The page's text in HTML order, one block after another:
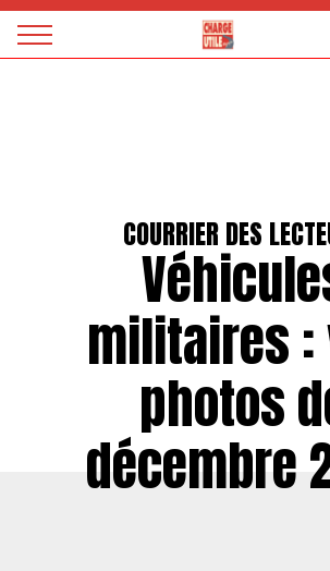
Magazine
COURRIER DES
militaires :
photos
décembre
Panneau de gestion des cookies